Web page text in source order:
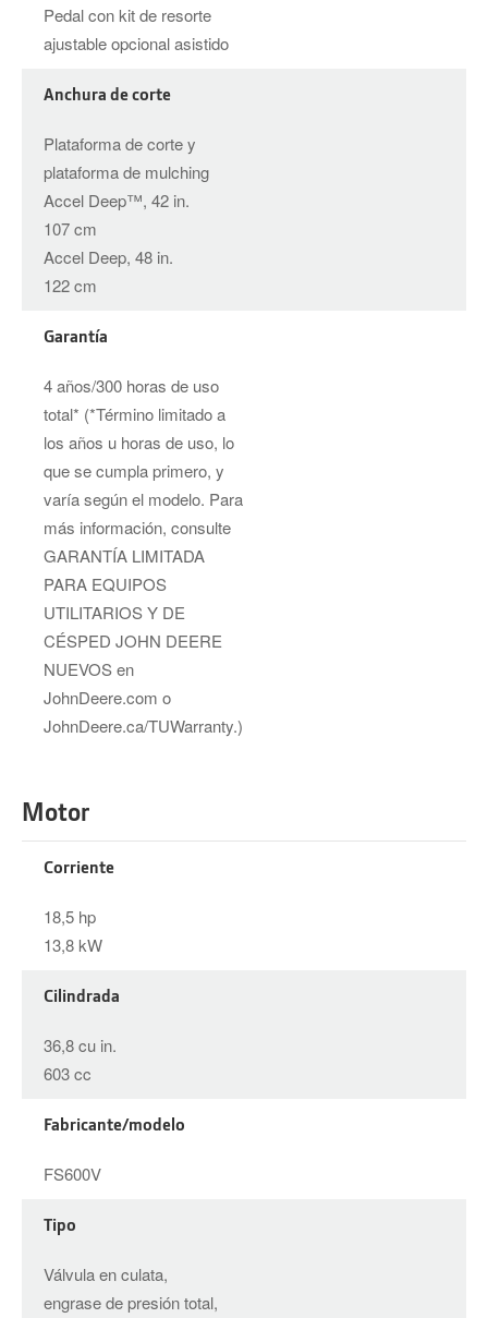
Pedal con kit de resorte
ajustable opcional asistido
Anchura de corte
Plataforma de corte y
plataforma de mulching
Accel Deep™, 42 in.
107 cm
Accel Deep, 48 in.
122 cm
Garantía
4 años/300 horas de uso
total* (*Término limitado a
los años u horas de uso, lo
que se cumpla primero, y
varía según el modelo. Para
más información, consulte
GARANTÍA LIMITADA
PARA EQUIPOS
UTILITARIOS Y DE
CÉSPED JOHN DEERE
NUEVOS en
JohnDeere.com o
JohnDeere.ca/TUWarranty.)
Corriente
18,5 hp
13,8 kW
Cilindrada
36,8 cu in.
603 cc
Fabricante/modelo
FS600V
Tipo
Válvula en culata,
engrase de presión total,
Motor